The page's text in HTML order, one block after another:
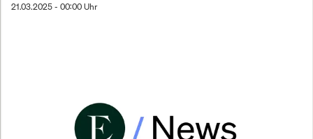
21.03.2025 - 00:00 Uhr